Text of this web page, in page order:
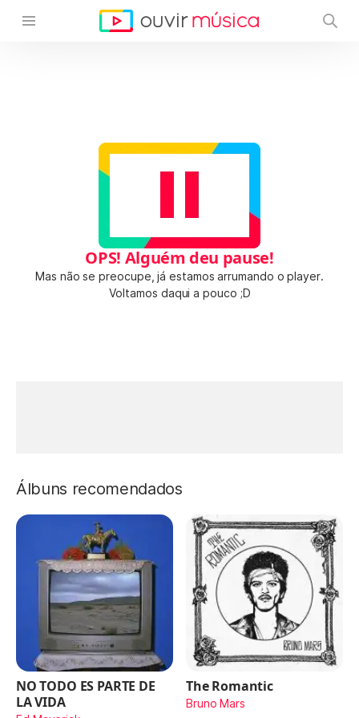
OPS! Alguém deu pause!
Mas não se preocupe, já estamos arrumando o player.
Voltamos daqui a pouco ;D
Álbuns recomendados
NO TODO ES PARTE DE
LA VIDA
The Romantic
Bruno Mars